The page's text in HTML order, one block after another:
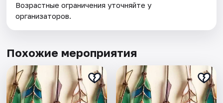
Возрастные ограничения уточняйте у
организаторов.
Похожие мероприятия